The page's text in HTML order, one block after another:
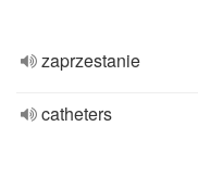
zaprzestanie
catheters